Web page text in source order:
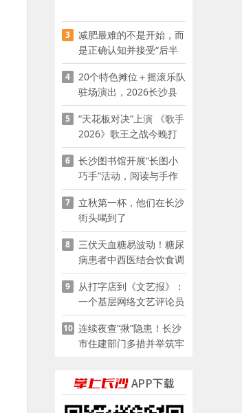
3
减肥最难的不是开始，而
是正确认知并接受“后半
程”
4
20个特色摊位＋摇滚乐队
驻场演出，2026长沙县
夜市嘉年华启幕
5
“天花板对决”上演 《歌手
2026》歌王之战今晚打
响
6
长沙图书馆开展“长图小
巧手”活动，阅读与手作
赋能少儿暑期成长
7
立秋第一杯，他们在长沙
街头喝到了
8
三伏天血糖易波动！糖尿
病患者中西医结合饮食调
养指南
9
从打字店到《文艺报》：
一个基层网络文艺评论员
的突围
10 连续夜查“揪”隐患！长沙
市住建部门多措并举筑牢